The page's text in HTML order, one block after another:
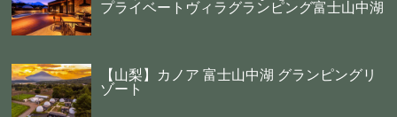
プライベートヴィラグランピング富士山中湖
【山梨】カノア 富士山中湖 グランピングリ
ゾート